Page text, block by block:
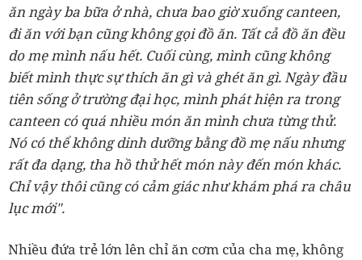
ăn ngày ba bữa ở nhà, chưa bao giờ xuống canteen,
đi ăn với bạn cũng không gọi đồ ăn. Tất cả đồ ăn đều
do mẹ mình nấu hết. Cuối cùng, mình cũng không
biết mình thực sự thích ăn gì và ghét ăn gì. Ngày đầu
tiên sống ở trường đại học, mình phát hiện ra trong
canteen có quá nhiều món ăn mình chưa từng thử.
Nó có thể không dinh dưỡng bằng đồ mẹ nấu nhưng
rất đa dạng, tha hồ thử hết món này đến món khác.
Chỉ vậy thôi cũng có cảm giác như khám phá ra châu
lục mới".
Nhiều đứa trẻ lớn lên chỉ ăn cơm của cha mẹ, không